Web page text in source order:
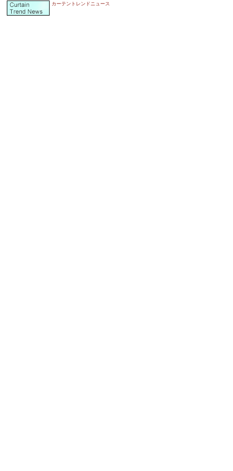
カーテントレンドニュース